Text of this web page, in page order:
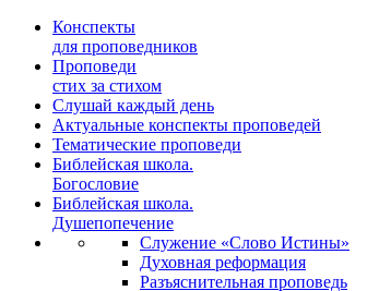
Конспекты
для проповедников
Проповеди
стих за стихом
Слушай каждый день
Актуальные конспекты проповедей
Тематические проповеди
Библейская школа.
Богословие
Библейская школа.
Душепопечение
Служение «Слово Истины»
Духовная реформация
Разъяснительная проповедь